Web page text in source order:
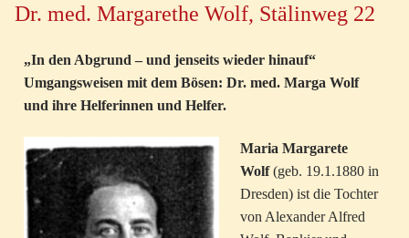
Dr. med. Margarethe Wolf, Stälinweg 22
„In den Abgrund – und jenseits wieder hinauf“
Umgangsweisen mit dem Bösen: Dr. med. Marga Wolf
und ihre Helferinnen und Helfer.
Maria Margarete
Wolf(geb. 19.1.1880 in
Dresden) ist die Tochter
von Alexander Alfred